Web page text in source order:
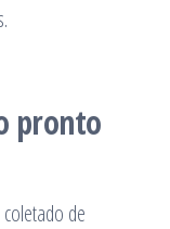
pronto
de